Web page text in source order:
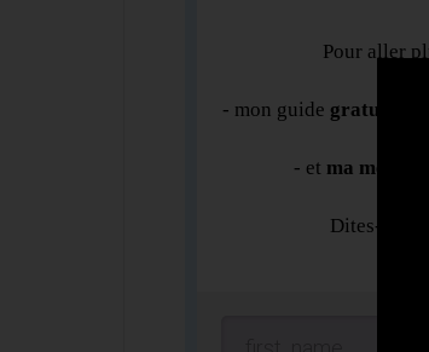
Pour aller
- mon guide gratuit "10
- et ma
Dites-moi